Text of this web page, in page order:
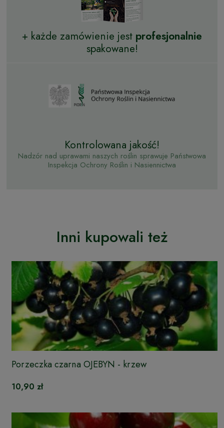
+ każde zamówienie jest profesjonalnie
spakowane!
Kontrolowana jakość!
Nadzór nad uprawami naszych roślin sprawuje Państwowa
Inspekcja Ochrony Roślin i Nasiennictwa
Inni kupowali też
Porzeczka czarna OJEBYN - krzew
10,90 zł